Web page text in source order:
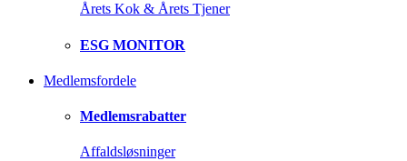
Årets Kok & Årets Tjener
ESG MONITOR
Medlemsfordele
Medlemsrabatter
Affaldsløsninger